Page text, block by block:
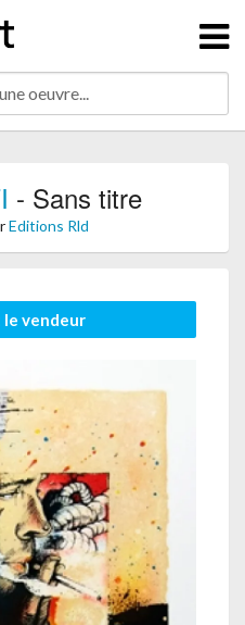
- Sans titre
Editions Rld
vendeur